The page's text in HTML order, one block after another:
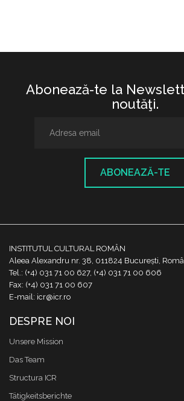
Abonează-te la
noutăţi.
ABONEAZĂ-TE
INSTITUTUL CULTURAL ROMÂN
Aleea Alexandru nr. 38, 011824 București,
Tel.: (+4) 031 71 00 627, (+4) 031 71 00 606
Fax: (+4) 031 71 00 607
E-mail: icr@icr.ro
DESPRE NOI
Unsere Mission
Das Team
Structura ICR
Tätigkeitsberichte